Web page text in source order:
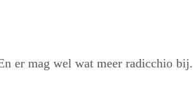
er mag wel wat meer radicchio bij.